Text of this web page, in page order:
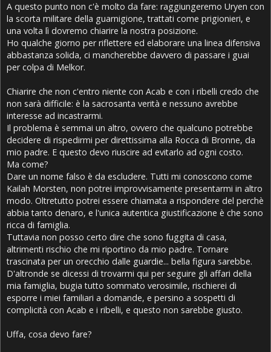
A questo punto non c'è molto da fare: raggiungeremo Uryen con
la scorta militare della guarnigione, trattati come prigionieri, e
una volta lì dovremo chiarire la nostra posizione.
Ho qualche giorno per riflettere ed elaborare una linea difensiva
abbastanza solida, ci mancherebbe davvero di passare i guai
per colpa di Melkor.
Chiarire che non c'entro niente con Acab e con i ribelli credo che
non sarà difficile: è la sacrosanta verità e nessuno avrebbe
interesse ad incastrarmi.
Il problema è semmai un altro, ovvero che qualcuno potrebbe
decidere di rispedirmi per direttissima alla Rocca di Bronne, da
mio padre. E questo devo riuscire ad evitarlo ad ogni costo.
Ma come?
Dare un nome falso è da escludere. Tutti mi conoscono come
Kailah Morsten, non potrei improvvisamente presentarmi in altro
modo. Oltretutto potrei essere chiamata a rispondere del perchè
abbia tanto denaro, e l'unica autentica giustificazione è che sono
ricca di famiglia.
Tuttavia non posso certo dire che sono fuggita di casa,
altrimenti rischio che mi riportino da mio padre. Tornare
trascinata per un orecchio dalle guardie... bella figura sarebbe.
D'altronde se dicessi di trovarmi qui per seguire gli affari della
mia famiglia, bugia tutto sommato verosimile, rischierei di
esporre i miei familiari a domande, e persino a sospetti di
complicità con Acab e i ribelli, e questo non sarebbe giusto.
Uffa, cosa devo fare?